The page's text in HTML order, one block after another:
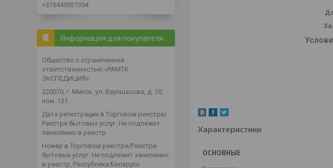
Характеристики
ОСНОВНЫЕ
+375445921394
Информация для покупателя
Общество с ограниченной
ответственностью «РАМТК
ЭКСПЕДИЦИЯ»
220070, г. Минск, ул. Ваупшасова, д. 10,
пом. 131
Дата регистрации в Торговом реестре/
Реестре бытовых услуг: Не подлежит
занесению в реестр
Номер в Торговом реестре/Реестре
бытовых услуг: Не подлежит занесению
в реестр, Республика Беларусь